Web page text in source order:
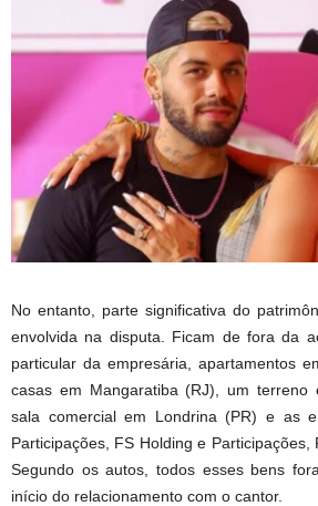
No entanto, parte significativa do
envolvida na disputa. Ficam de fora da
particular da empresária, apartamentos
casas em Mangaratiba (RJ), um terreno
sala comercial em Londrina (PR) e as
Participações, FS Holding e Participações,
Segundo os autos, todos esses bens
início do relacionamento com o cantor.